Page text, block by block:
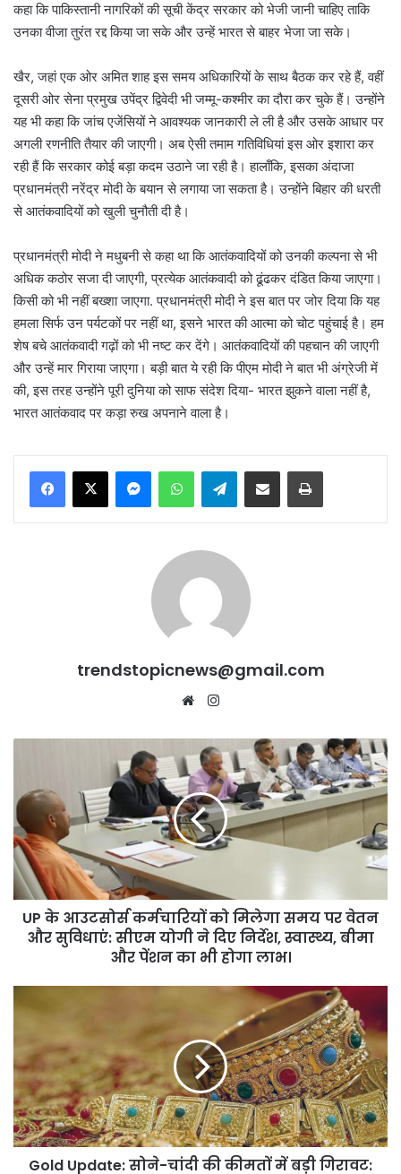
कहा कि पाकिस्तानी नागरिकों की सूची केंद्र सरकार को भेजी जानी चाहिए ताकि
उनका वीजा तुरंत रद्द किया जा सके और उन्हें भारत से बाहर भेजा जा सके।
खैर, जहां एक ओर अमित शाह इस समय अधिकारियों के साथ बैठक कर रहे हैं, वहीं
दूसरी ओर सेना प्रमुख उपेंद्र द्विवेदी भी जम्मू-कश्मीर का दौरा कर चुके हैं। उन्होंने
यह भी कहा कि जांच एजेंसियों ने आवश्यक जानकारी ले ली है और उसके आधार पर
अगली रणनीति तैयार की जाएगी। अब ऐसी तमाम गतिविधियां इस ओर इशारा कर
रही हैं कि सरकार कोई बड़ा कदम उठाने जा रही है। हालाँकि, इसका अंदाजा
प्रधानमंत्री नरेंद्र मोदी के बयान से लगाया जा सकता है। उन्होंने बिहार की धरती
से आतंकवादियों को खुली चुनौती दी है।
प्रधानमंत्री मोदी ने मधुबनी से कहा था कि आतंकवादियों को उनकी कल्पना से भी
अधिक कठोर सजा दी जाएगी, प्रत्येक आतंकवादी को ढूंढकर दंडित किया जाएगा।
किसी को भी नहीं बख्शा जाएगा. प्रधानमंत्री मोदी ने इस बात पर जोर दिया कि यह
हमला सिर्फ उन पर्यटकों पर नहीं था, इसने भारत की आत्मा को चोट पहुंचाई है। हम
शेष बचे आतंकवादी गढ़ों को भी नष्ट कर देंगे। आतंकवादियों की पहचान की जाएगी
और उन्हें मार गिराया जाएगा। बड़ी बात ये रही कि पीएम मोदी ने बात भी अंग्रेजी में
की, इस तरह उन्होंने पूरी दुनिया को साफ संदेश दिया- भारत झुकने वाला नहीं है,
भारत आतंकवाद पर कड़ा रुख अपनाने वाला है।
MessengerWhatsAppTelegramShare via Email Print
trendstopicnews@gmail.com
Website
कर्मचारियों
को
मिलेगा
समय
पर
वेतन
और
सुविधाएं:
दिए
स्वास्थ्य,
बीमा
और
पेंशन
का
भी
UP के आउटसोर्स कर्मचारियों को मिलेगा समय पर वेतन
और सुविधाएं: सीएम योगी ने दिए निर्देश, स्वास्थ्य, बीमा
और पेंशन का भी होगा लाभ।
Update:
की
कीमतों
में
बड़ी
गिरावट:
Gold Update: सोने-चांदी की कीमतों में बड़ी गिरावट: